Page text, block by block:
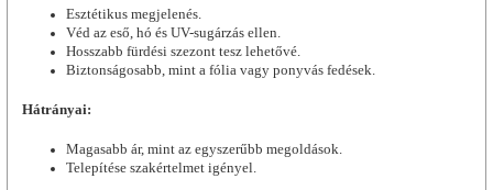
Esztétikus megjelenés.
Véd az eső, hó és UV-sugárzás ellen.
Hosszabb fürdési szezont tesz lehetővé.
Biztonságosabb, mint a fólia vagy ponyvás fedések.
Hátrányai:
Magasabb ár, mint az egyszerűbb megoldások.
Telepítése szakértelmet igényel.